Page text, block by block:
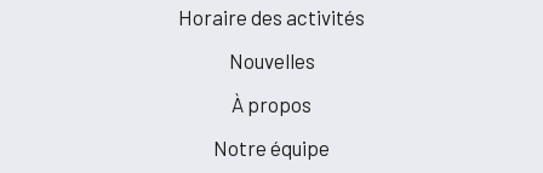
Horaire des activités
Nouvelles
À propos
Notre équipe